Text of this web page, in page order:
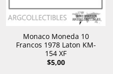
Monaco Moneda 10
Francos 1978 Laton KM-
154 XF
$5,00